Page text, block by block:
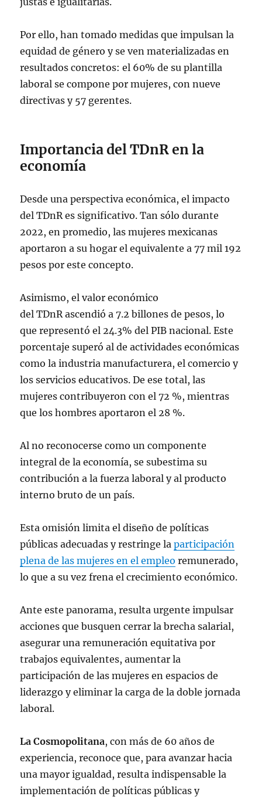
Por ello, han tomado medidas que impulsan la
equidad de género y se ven materializadas en
resultados concretos: el 60% de su plantilla
laboral se compone por mujeres, con nueve
directivas y 57 gerentes.
Importancia del TDnR en la
economía
Desde una perspectiva económica, el impacto
del TDnR es significativo. Tan sólo durante
2022, en promedio, las mujeres mexicanas
aportaron a su hogar el equivalente a 77 mil 192
pesos por este concepto.
Asimismo, el valor económico
del TDnR ascendió a 7.2 billones de pesos, lo
que representó el 24.3% del PIB nacional. Este
porcentaje superó al de actividades económicas
como la industria manufacturera, el comercio y
los servicios educativos. De ese total, las
mujeres contribuyeron con el 72 %, mientras
que los hombres aportaron el 28 %.
Al no reconocerse como un componente
integral de la economía, se subestima su
contribución a la fuerza laboral y al producto
interno bruto de un país.
Esta omisión limita el diseño de políticas
públicas adecuadas y restringe laparticipación
plena de las mujeres en el empleo remunerado,
lo que a su vez frena el crecimiento económico.
Ante este panorama, resulta urgente impulsar
acciones que busquen cerrar la brecha salarial,
asegurar una remuneración equitativa por
trabajos equivalentes, aumentar la
participación de las mujeres en espacios de
liderazgo y eliminar la carga de la doble jornada
laboral.
La Cosmopolitana, con más de 60 años de
experiencia, reconoce que, para avanzar hacia
una mayor igualdad, resulta indispensable la
implementación de políticas públicas y